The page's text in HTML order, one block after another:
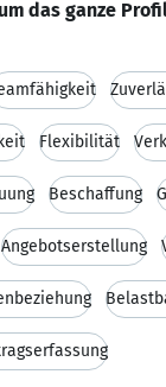
das ganze
Flexibilität
Beschaffung
Angebotserstellung